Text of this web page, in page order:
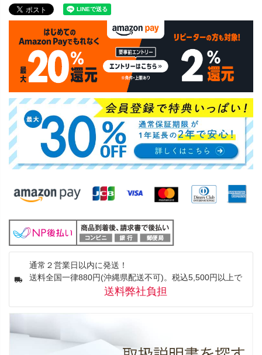
通常２営業日以内に発送！
送料全国一律880円(沖縄県配送不可)。税込5,500円以上で
送料弊社負担